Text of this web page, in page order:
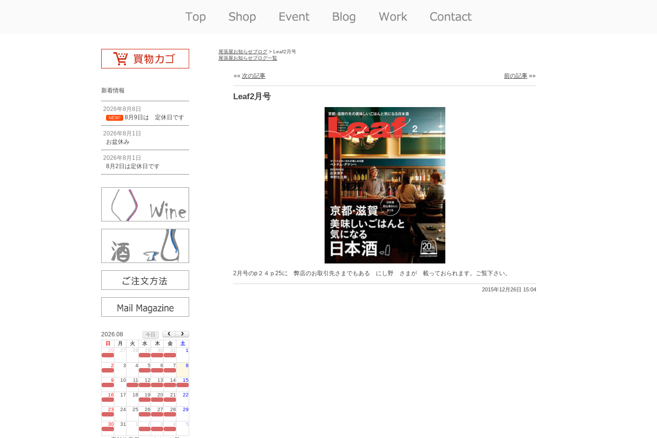
新着情報
2026年8月8日
NEW! 8月9日は 定休日です
2026年8月1日
お盆休み
2026年8月1日
8月2日は定休日です
2026.08
今日
日
月 火 水 木 金
土
26
27 28 29 30 31 1
2 3 4 5 6 7 8
9 10 11 12 13 14 15
16 17 18 19 20 21 22
23 24 25 26 27 28 29
30 31 1 2 3 4 5
尾張屋お知らせブログ > Leaf2月号
尾張屋お知らせブログ一覧
«« 次の記事 前の記事 »»
Leaf2月号
2月号のp２４ｐ25に 弊店のお取引先さまでもある にし野 さまが 載っておられます。ご覧下さい。
2015年12月26日 15:04